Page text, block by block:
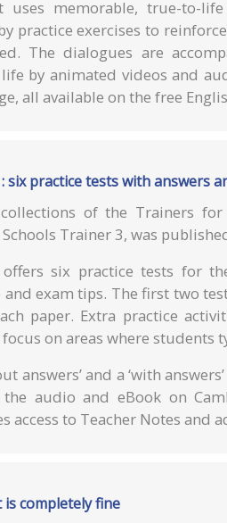
uses memorable, true-to-
practice exercises to
The dialogues are
by animated videos and
all available on the free
six practice tests with answers
of the Trainers
Trainer 3, was
offers six practice tests for
exam tips. The first two
paper. Extra practice
on areas where students
answers’ and a ‘with
audio and eBook on
access to Teacher Notes and
completely fine